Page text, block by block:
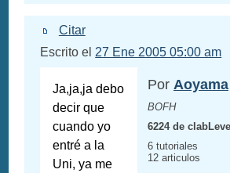
Citar
Escrito el 27 Ene 2005 05:00 am
Ja,ja,ja debo
decir que
cuando yo
entré a la
Uni, ya me
Por Aoyama
BOFH
6224 de clabLevel
6 tutoriales
12 articulos